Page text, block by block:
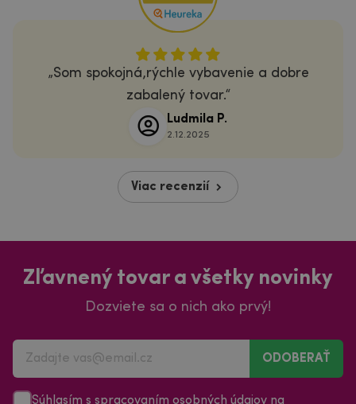
Som spokojná,rýchle vybavenie a dobre
zabalený tovar.
Ludmila P.
2.12.2025
Dozviete sa o nich ako prvý!
ODOBERAŤ
Súhlasím sspracovaním osobných údajovna
marketingové účely.